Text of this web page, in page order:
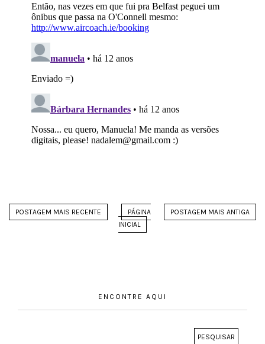
POSTAGEM MAIS RECENTE POSTAGEM MAIS ANTIGA
PÁGINA
INICIAL
ENCONTRE AQUI